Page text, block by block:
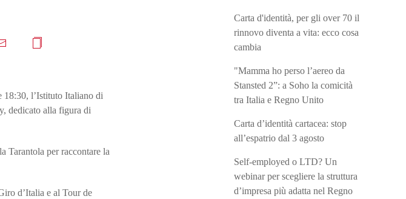
18:30, l’Istituto Italiano di
dedicato alla figura di
Tarantola per raccontare la
d’Italia e al Tour de
Carta d'identità, per gli over 70 il
rinnovo diventa a vita: ecco cosa
cambia
"Mamma ho perso l’aereo da
Stansted 2”: a Soho la comicità
tra Italia e Regno Unito
Carta d’identità cartacea: stop
all’espatrio dal 3 agosto
Self-employed o LTD? Un
webinar per scegliere la struttura
d’impresa più adatta nel Regno